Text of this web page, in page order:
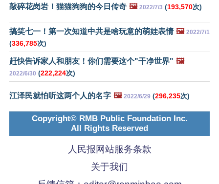
敲碎花岗岩！猫猫狗狗的今日传奇 🖼️ 2022/7/3 (193,570次)
搞笑七一！第一次知道中共是啥玩意的萌娃表情 🖼️ 2022/7/1
(336,785次)
赶快告诉家人和朋友！你们需要这个"干净世界" 🖼️
2022/6/30 (222,224次)
江泽民就怕听这两个人的名字 🖼️ 2022/6/29 (296,235次)
Copyright© RMB Public Foundation Inc.
All Rights Reserved
人民报网站服务条款
关于我们